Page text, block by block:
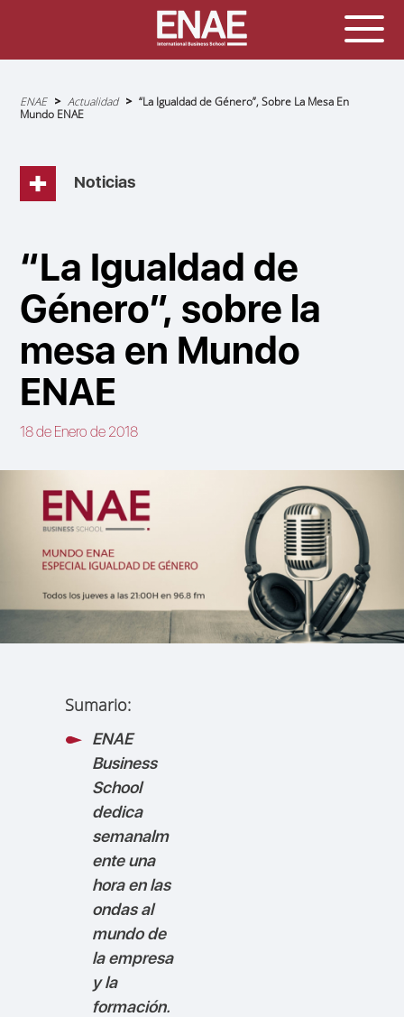
Sobrescribir
enlaces
de
navegación
ENAE Actualidad
“La Igualdad de Género”, Sobre La Mesa En
Mundo ENAE
Noticias
“La Igualdad de
Género”, sobre la
mesa en Mundo
ENAE
18 de Enero de 2018
Sumario:
ENAE
Business
School
dedica
semanalm
ente una
hora en las
ondas al
mundo de
la empresa
y la
formación.